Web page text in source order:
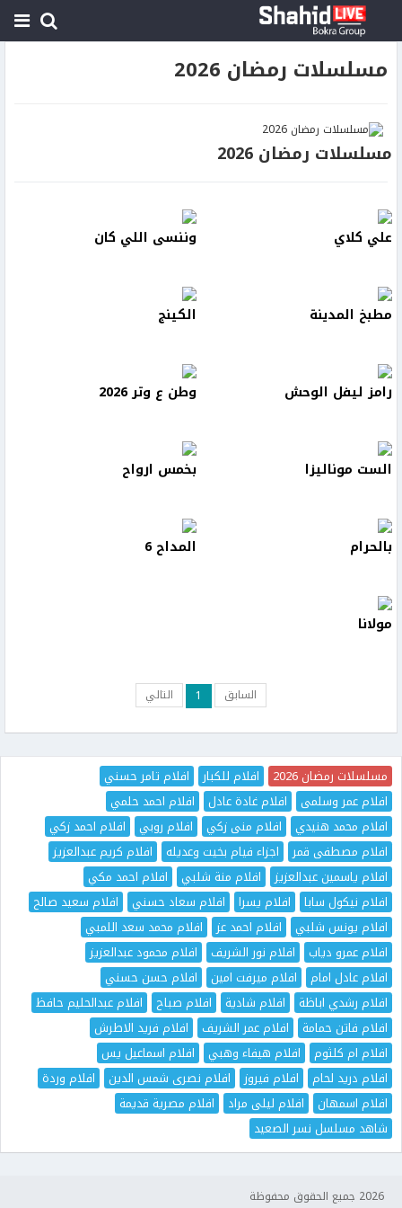
مسلسلات رمضان 2026
مسلسلات رمضان 2026
علي كلاي وننسى اللي كان
مطبخ المدينة الكينج
رامز ليفل الوحش وطن ع وتر 2026
الست موناليزا بخمس ارواح
بالحرام المداح 6
مولانا
السابق 1 التالي
مسلسلات رمضان 2026 افلام للكبار
افلام تامر حسني
افلام عمر وسلمى
افلام غادة عادل
افلام احمد حلمي
افلام محمد هنيدي
افلام منى زكي افلام روبي
افلام احمد زكي
افلام مصطفى قمر
اجزاء فيام بخيت وعديله
افلام كريم عبدالعزيز
افلام ياسمين عبدالعزيز
افلام منة شلبي
افلام احمد مكي
افلام نيكول سابا
افلام يسرا افلام سعاد حسني
افلام سعيد صالح
افلام يونس شلبي
افلام احمد عز
افلام محمد سعد اللمبي
افلام عمرو دياب
افلام نور الشريف
افلام محمود عبدالعزيز
افلام عادل امام
افلام ميرفت امين
افلام حسن حسني
افلام رشدي اباظة
افلام شادية افلام صباح
افلام عبدالحليم حافظ
افلام فاتن حمامة
افلام عمر الشريف
افلام فريد الاطرش
افلام ام كلثوم
افلام هيفاء وهبي
افلام اسماعيل يس
افلام دريد لحام
افلام فيروز افلام نصرى شمس الدين
افلام وردة
افلام اسمهان
افلام ليلى مراد
افلام مصرية قديمة
شاهد مسلسل نسر الصعيد
2026 جميع الحقوق محفوظة